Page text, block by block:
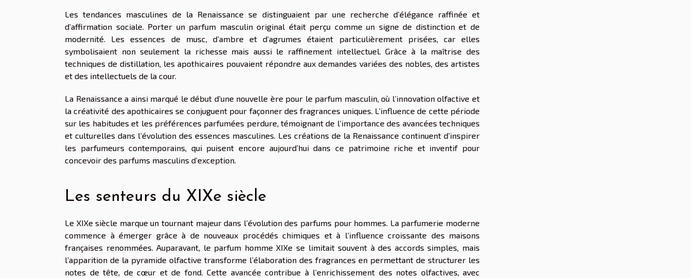
Les tendances masculines de la Renaissance se distinguaient par une recherche d’élégance raffinée et
d’affirmation sociale. Porter un parfum masculin original était perçu comme un signe de distinction et de
modernité. Les essences de musc, d’ambre et d’agrumes étaient particulièrement prisées, car elles
symbolisaient non seulement la richesse mais aussi le raffinement intellectuel. Grâce à la maîtrise des
techniques de distillation, les apothicaires pouvaient répondre aux demandes variées des nobles, des artistes
et des intellectuels de la cour.
La Renaissance a ainsi marqué le début d’une nouvelle ère pour le parfum masculin, où l’innovation olfactive et
la créativité des apothicaires se conjuguent pour façonner des fragrances uniques. L’influence de cette période
sur les habitudes et les préférences parfumées perdure, témoignant de l’importance des avancées techniques
et culturelles dans l’évolution des essences masculines. Les créations de la Renaissance continuent d’inspirer
les parfumeurs contemporains, qui puisent encore aujourd’hui dans ce patrimoine riche et inventif pour
concevoir des parfums masculins d’exception.
Les senteurs du XIXe siècle
Le XIXe siècle marque un tournant majeur dans l’évolution des parfums pour hommes. La parfumerie moderne
commence à émerger grâce à de nouveaux procédés chimiques et à l’influence croissante des maisons
françaises renommées. Auparavant, le parfum homme XIXe se limitait souvent à des accords simples, mais
l’apparition de la pyramide olfactive transforme l’élaboration des fragrances en permettant de structurer les
notes de tête, de cœur et de fond. Cette avancée contribue à l’enrichissement des notes olfactives, avec